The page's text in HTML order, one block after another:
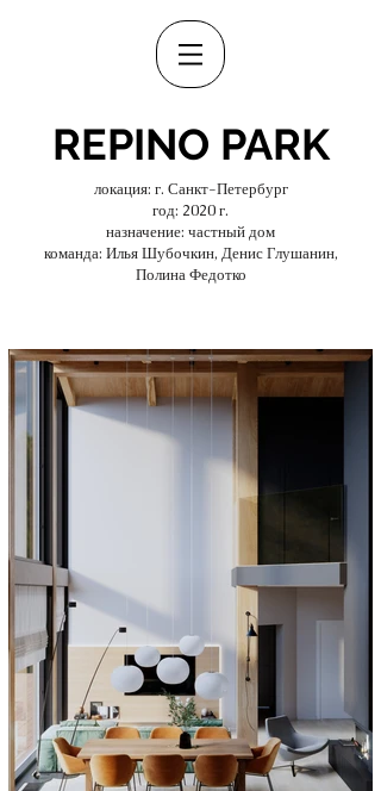
REPINO PARK
локация: г. Санкт-Петербург
год: 2020 г.
назначение: частный дом
команда: Илья Шубочкин, Денис Глушанин,
Полина Федотко